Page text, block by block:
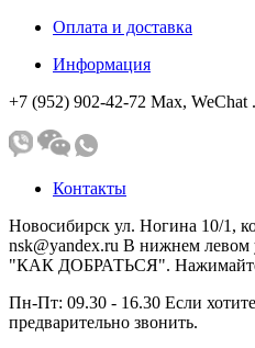
Оплата и доставка
Информация
+7 (952) 902-42-72 Мах, WeChat
Контакты
Новосибирск ул. Ногина 10/1,
nsk@yandex.ru В нижнем левом
"КАК ДОБРАТЬСЯ".
Пн-Пт: 09.30 - 16.30 Если
предварительно звонить.